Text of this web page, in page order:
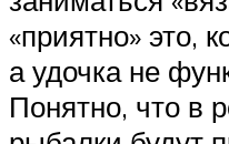
«приятно» это,
а удочка не
Понятно, что в